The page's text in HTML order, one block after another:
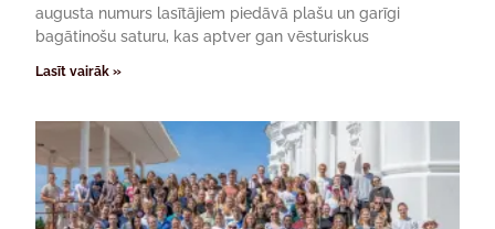
augusta numurs lasītājiem piedāvā plašu un garīgi
bagātinošu saturu, kas aptver gan vēsturiskus
Lasīt vairāk »